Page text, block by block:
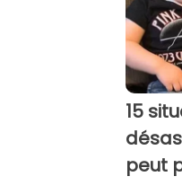
15
peut